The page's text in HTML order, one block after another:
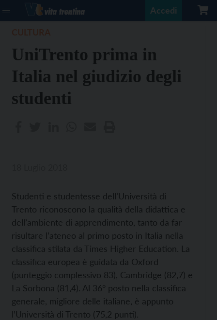
Accedi
UniTrento prima in
Italia nel giudizio degli
studenti
Studenti e studentesse dell’Università di
Trento riconoscono la qualità della didattica e
dell’ambiente di apprendimento, tanto da far
risultare l’ateneo al primo posto in Italia nella
classifica stilata da Times Higher Education. La
classifica europea è guidata da Oxford
(punteggio complessivo 83), Cambridge (82,7) e
La Sorbona (81,4). Al 36° posto nella classifica
generale, migliore delle italiane, è appunto
l’Università di Trento (75,2 punti).